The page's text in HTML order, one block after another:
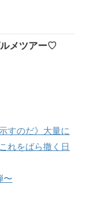
メツアー♡
すのだ》大量に
れをばら撒く日
〜